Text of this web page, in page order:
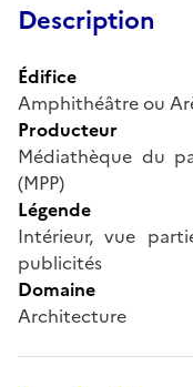
Description
Édifice
Amphithéâtre ou
Producteur
Médiathèque du
(MPP)
Légende
Intérieur, vue
publicités
Domaine
Architecture